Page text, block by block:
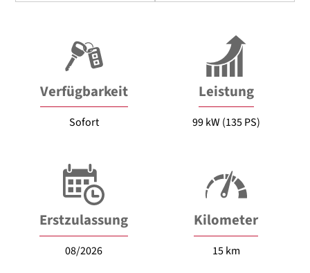
Verfügbarkeit
Sofort
Leistung
99 kW (135 PS)
Erstzulassung
08/2026
Kilometer
15 km